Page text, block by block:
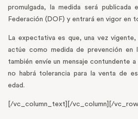
promulgada, la medida será
Federación (DOF) y entrará en vigor en
La expectativa es que, una vez
actúe como medida de prevención en
también envíe un mensaje contundente
no habrá tolerancia para la venta de
edad.
[/vc_column_text][/vc_column][/vc_row]